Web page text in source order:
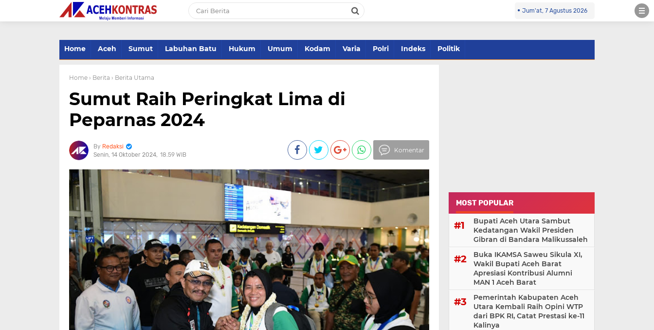
Jum'at, 7 Agustus 2026
Home Aceh Sumut Labuhan Batu Hukum Umum Kodam Varia Polri Indeks Politik
Home › Berita › Berita Utama
Sumut Raih Peringkat Lima di
Peparnas 2024
Redaksi
Senin, 14 Oktober 2024 18.59 WIB
Komentar
MOST POPULAR
Bupati Aceh Utara Sambut
Kedatangan Wakil Presiden
Gibran di Bandara Malikussaleh
Buka IKAMSA Saweu Sikula XI,
Wakil Bupati Aceh Barat
Apresiasi Kontribusi Alumni
MAN 1 Aceh Barat
Pemerintah Kabupaten Aceh
Utara Kembali Raih Opini WTP
dari BPK RI, Catat Prestasi ke-11
Kalinya